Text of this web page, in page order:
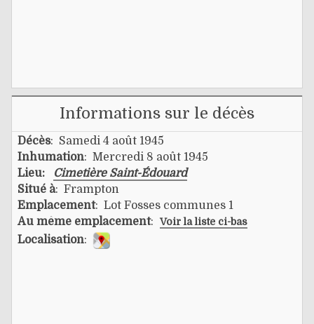
Informations sur le décès
Décès: Samedi 4 août 1945
Inhumation: Mercredi 8 août 1945
Lieu:
Cimetière Saint-Édouard
Situé à: Frampton
Emplacement: Lot Fosses communes 1
Au même emplacement: Voir la liste ci-bas
Localisation: